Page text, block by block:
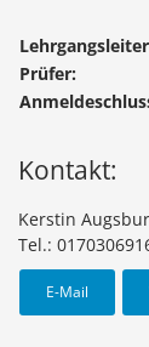
Prüfer:
Kontakt:
Kerstin
Tel.:
E-Mail